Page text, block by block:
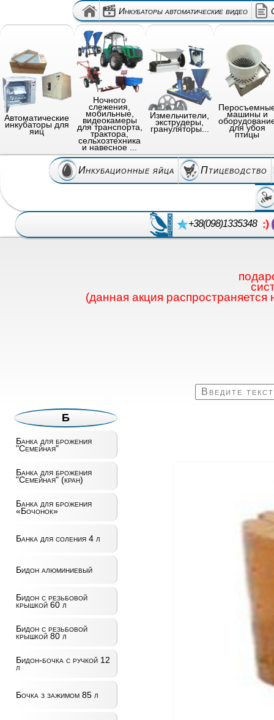
Инкубаторы автоматические видео
Автоматические
инкубаторы для
яиц
Ночного
слежения,
мобильные,
видеокамеры
для транспорта,
трактора,
сельхозтехника
и навесное ...
Измельчители,
экструдеры,
грануляторы...
машины и
для убоя
птицы
Инкубационные яйца Птицеводство
+38(098)1335348
(данная акция
Б
Банка для брожения
"Семейная"
Банка для брожения
"Семейная" (кран)
Банка для брожения
«Бочонок»
Банка для соления 4 л
Бидон алюминиевый
Бидон с резьбовой
крышкой 60 л
Бидон с резьбовой
крышкой 80 л
Бидон-бочка с ручкой 12
л
Бочка з зажимом 85 л